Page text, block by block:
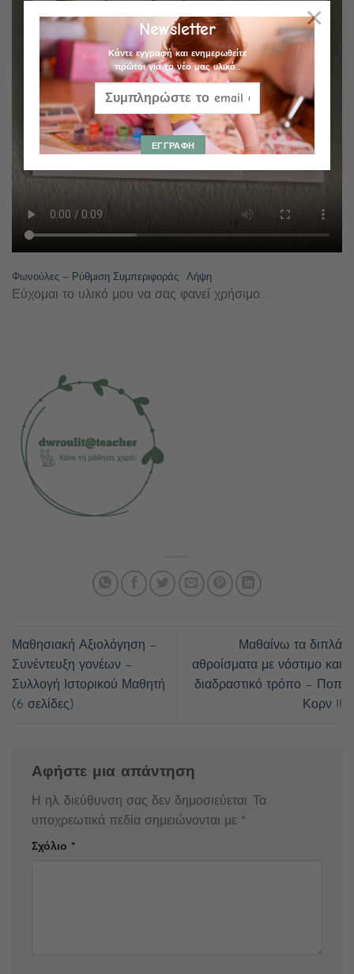
Newsletter
Κάντε εγγραφή και ενημερωθείτε
πρώτοι για το νέο μας υλικό...
×
Φωνούλες – Ρύθμιση Συμπεριφοράς Λήψη
Εύχομαι το υλικό μου να σας φανεί χρήσιμο…
Μαθησιακή Αξιολόγηση –
Συνέντευξη γονέων –
Συλλογή Ιστορικού Μαθητή
(6 σελίδες)
Μαθαίνω τα διπλά
αθροίσματα με νόστιμο και
διαδραστικό τρόπο – Ποπ
Κορν !!
Αφήστε μια απάντηση
Η ηλ. διεύθυνση σας δεν δημοσιεύεται. Τα
υποχρεωτικά πεδία σημειώνονται με *
Σχόλιο *